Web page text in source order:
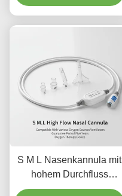
medizinische
S M L Nasenkannula mit
hohem Durchfluss
kompatibel mit